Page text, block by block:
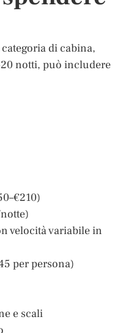
di cabina,
notti, può includere
velocità variabile in
per persona)
e scali